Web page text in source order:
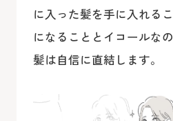
に入った髪を手に入れる
になることとイコールなの
髪は自信に直結します。